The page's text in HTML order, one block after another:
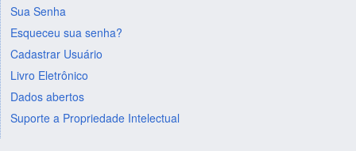
Sua Senha
Esqueceu sua senha?
Cadastrar Usuário
Livro Eletrônico
Dados abertos
Suporte a Propriedade Intelectual